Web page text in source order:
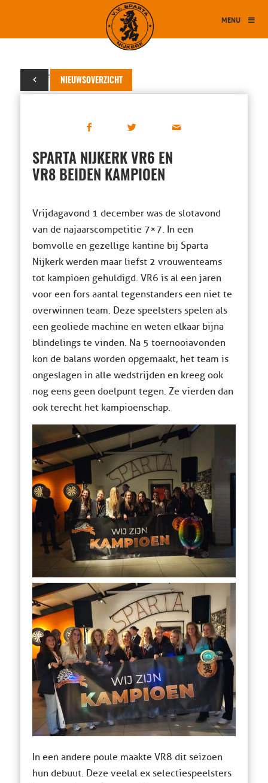
MENU
NIEUWSOVERZICHT
05 december 2023
SPARTA NIJKERK VR6 EN
VR8 BEIDEN KAMPIOEN
Vrijdagavond 1 december was de slotavond
van de najaarscompetitie 7×7. In een
bomvolle en gezellige kantine bij Sparta
Nijkerk werden maar liefst 2 vrouwenteams
tot kampioen gehuldigd. VR6 is al een jaren
voor een fors aantal tegenstanders een niet te
overwinnen team. Deze speelsters spelen als
een geoliede machine en weten elkaar bijna
blindelings te vinden. Na 5 toernooiavonden
kon de balans worden opgemaakt, het team is
ongeslagen in alle wedstrijden en kreeg ook
nog eens geen doelpunt tegen. Ze vierden dan
ook terecht het kampioenschap.
In een andere poule maakte VR8 dit seizoen
hun debuut. Deze veelal ex selectiespeelsters